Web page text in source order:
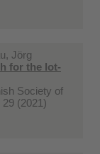
Jörg
for the lot-
Society of
(2021)